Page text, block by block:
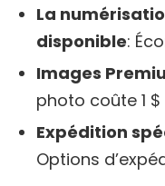
La
disponible:
Images
photo coûte 1 $
Expédition
Options